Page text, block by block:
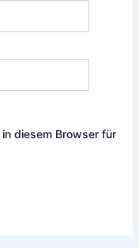
diesem Browser für